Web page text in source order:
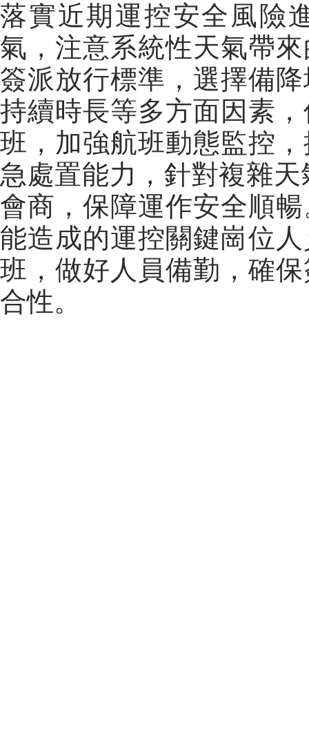
落實近期運控安全風險
氣，注意系統性天氣帶
簽派放行標準，選擇備
持續時長等多方面因素
班，加強航班動態監控
急處置能力，針對複雜
會商，保障運作安全順
能造成的運控關鍵崗位
班，做好人員備勤，確
合性。